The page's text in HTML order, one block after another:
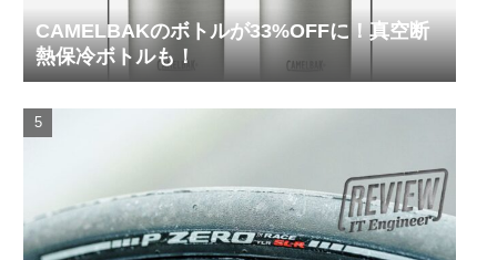
CAMELBAKのボトルが33%OFFに！真空断
熱保冷ボトルも！